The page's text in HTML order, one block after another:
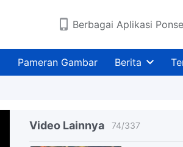
Berbagai Aplikasi
Pameran Gambar Berita
Video Lainnya 74/337
5:57
Mendengar
Berbicara?
7:11
Dimusnahkan